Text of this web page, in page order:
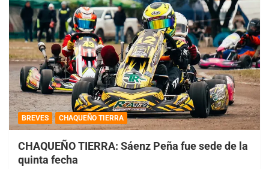
BREVES CHAQUEÑO TIERRA
CHAQUEÑO TIERRA: Sáenz Peña fue sede de la
quinta fecha